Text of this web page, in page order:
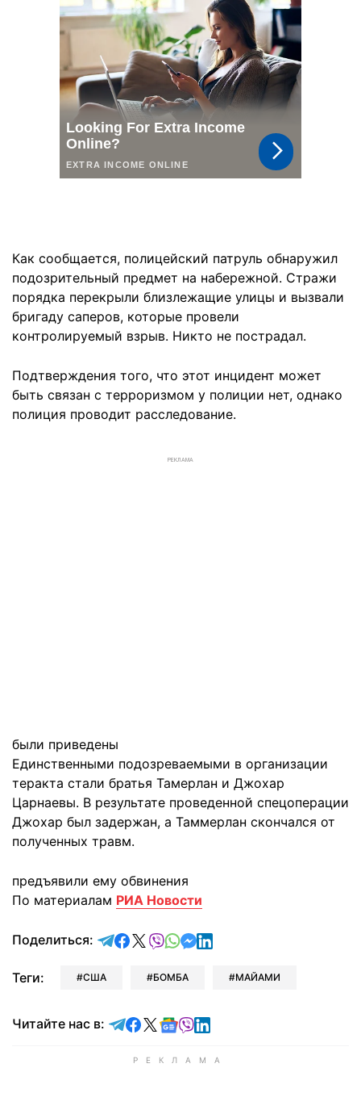
Как сообщается, полицейский патруль обнаружил
подозрительный предмет на набережной. Стражи
порядка перекрыли близлежащие улицы и вызвали
бригаду саперов, которые провели
контролируемый взрыв. Никто не пострадал.
Подтверждения того, что этот инцидент может
быть связан с терроризмом у полиции нет, однако
полиция проводит расследование.
РЕКЛАМА
были приведены
Единственными подозреваемыми в организации
теракта стали братья Тамерлан и Джохар
Царнаевы. В результате проведенной спецоперации
Джохар был задержан, а Таммерлан скончался от
полученных травм.
предъявили ему обвинения
По материалам РИА Новости
Поделиться: отправить в Telegram
поделиться в Facebook
поделиться в X
отправить в Viber
отправить в Whatsapp
отправить в Messenger
отправить в LinkedIn
Теги: США БОМБА МАЙАМИ
Читайте нас в: Читайте в Telegram
Читайте в Facebook
Читайте в X
Читайте в Google news
Читайте в Viber
Читайте в LinkedIn